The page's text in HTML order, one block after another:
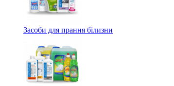
Засоби для прання білизни